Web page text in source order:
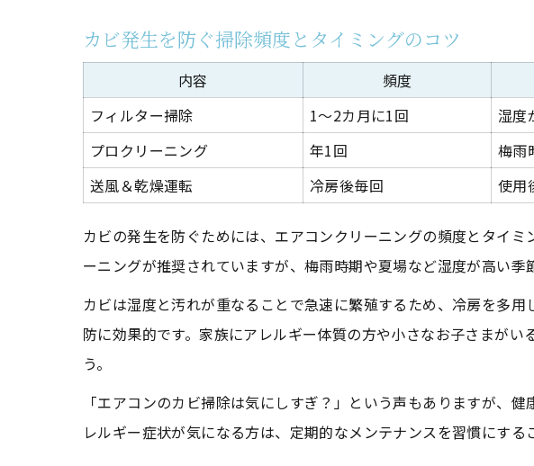
セルフ掃
カビの症
見逃しが
業者依頼
清掃後の
カビ発生を防ぐ掃除頻度とタイミングのコツ
内容 頻度
フィルター掃除
1～2カ月に1回
湿度
プロクリーニング
年1回
梅雨
送風＆乾燥運転
冷房後毎回 使用
カビの発生を防ぐためには、エアコンクリーニングの頻度とタイ
ーニングが推奨されていますが、梅雨時期や夏場など湿度が高い季
カビは湿度と汚れが重なることで急速に繁殖するため、冷房を多
防に効果的です。家族にアレルギー体質の方や小さなお子さまが
う。
「エアコンのカビ掃除は気にしすぎ？」という声もありますが、
レルギー症状が気になる方は、定期的なメンテナンスを習慣にする